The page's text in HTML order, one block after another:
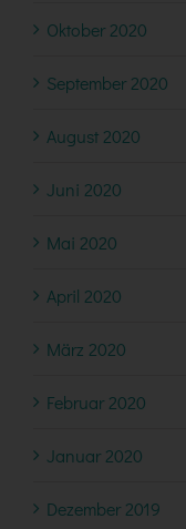
Oktober 2020
September 2020
August 2020
Juni 2020
Mai 2020
April 2020
März 2020
Februar 2020
Januar 2020
Dezember 2019